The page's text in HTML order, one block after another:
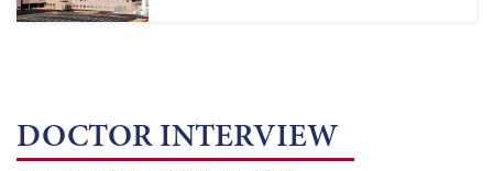
DOCTOR INTERVIEW